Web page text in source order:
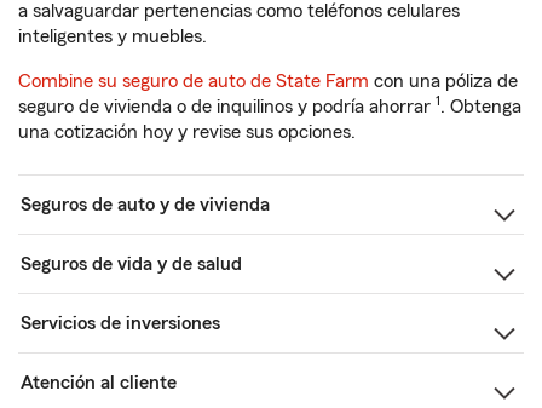
a salvaguardar pertenencias como teléfonos celulares
inteligentes y muebles.
Combine su seguro de auto de State Farm con una póliza de
seguro de vivienda o de inquilinos y podría ahorrar 1. Obtenga
una cotización hoy y revise sus opciones.
Seguros de auto y de vivienda
Seguros de vida y de salud
Servicios de inversiones
Atención al cliente